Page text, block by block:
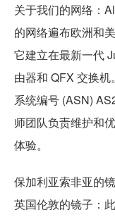
关于我们的网络：
的网络遍布欧洲和
它建立在最新一代
由器和 QFX 交换
系统编号 (ASN)
师团队负责维护和
体验。
保加利亚索非亚的
英国伦敦的镜子：